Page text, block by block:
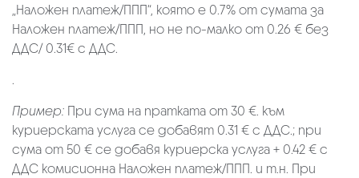
„Наложен платеж/ППП“, която е 0.7% от сумата за
Наложен платеж/ППП, но не по-малко от 0.26 € без
ДДС/ 0.31€ с ДДС.
.
Пример: При сума на пратката от 30 €. към
куриерската услуга се добавят 0.31 € с ДДС.; при
сума от 50 € се добавя куриерска услуга + 0.42 € с
ДДС комисионна Наложен платеж/ППП. и т.н. При